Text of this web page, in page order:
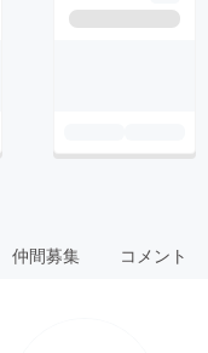
仲間募集 コメント